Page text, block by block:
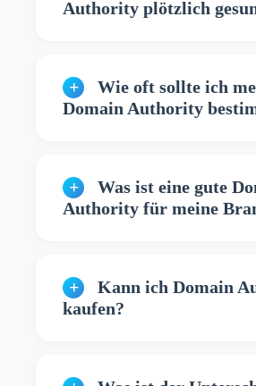
Authority plötzlich
Wie oft sollte ich
Domain Authority
Was ist eine gute
Authority für meine
Kann ich Domain
kaufen?